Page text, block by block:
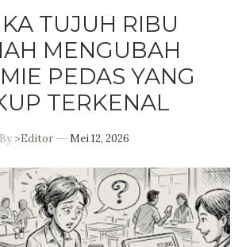
TUJUH RIBU
MENGUBAH
PEDAS YANG
TERKENAL
By >Editor Mei 12, 2026